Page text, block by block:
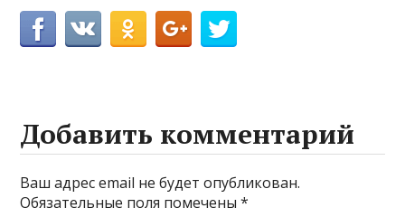
Добавить комментарий
Ваш адрес email не будет опубликован.
Обязательные поля помечены*